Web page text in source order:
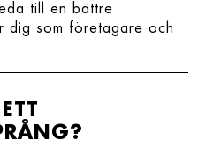
till en bättre
dig som företagare och